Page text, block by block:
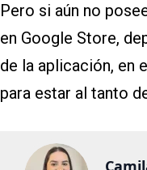
Pero si aún no
en Google Store,
de la aplicación, en
para estar al tanto